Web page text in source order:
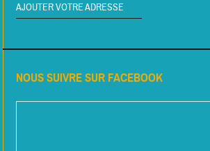
AJOUTER VOTRE ADRESSE
NOUS SUIVRE SUR FACEBOOK